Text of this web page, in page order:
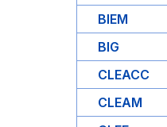
BIEM
BIG
CLEACC
CLEAM